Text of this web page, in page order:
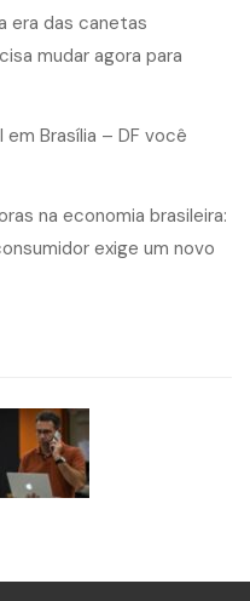
era das canetas
mudar agora para
Brasília – DF você
na economia brasileira:
exige um novo